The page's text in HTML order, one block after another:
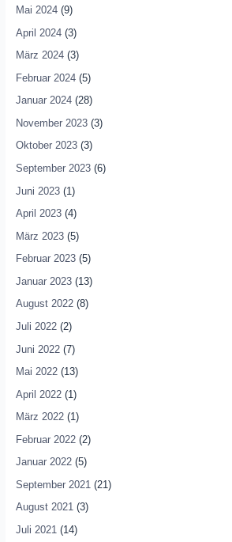
Mai 2024(9)
April 2024(3)
März 2024(3)
Februar 2024(5)
Januar 2024(28)
November 2023(3)
Oktober 2023(3)
September 2023(6)
Juni 2023(1)
April 2023(4)
März 2023(5)
Februar 2023(5)
Januar 2023(13)
August 2022(8)
Juli 2022(2)
Juni 2022(7)
Mai 2022(13)
April 2022(1)
März 2022(1)
Februar 2022(2)
Januar 2022(5)
September 2021 (21)
August 2021(3)
Juli 2021(14)